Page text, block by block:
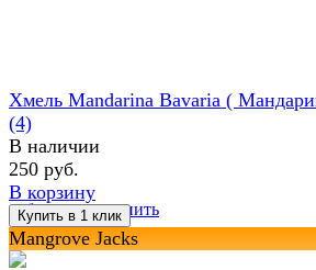
избранное сравнить
Хмель Mandarina Bavaria (
(4)
В наличии
250 руб.
В корзину
Mangrove Jacks